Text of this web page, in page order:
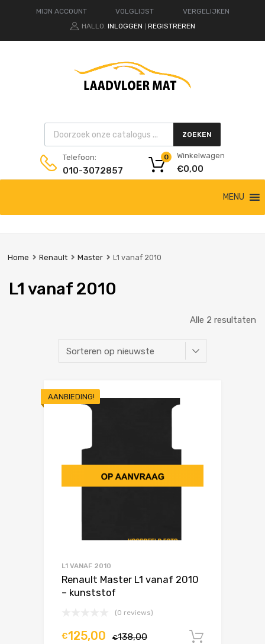
MIJN ACCOUNT VOLGLIJST
VERGELIJKEN
HALLO. INLOGGEN REGISTREREN
Products search ZOEKEN
Telefoon:
010-3072857
Winkelwagen
€0,00
0
de
MENU
Home Renault Master L1 vanaf 2010
L1 vanaf 2010
Alle 2 resultaten
AANBIEDING!
L1 VANAF 2010
Renault Master L1 vanaf 2010
– kunststof
(0 reviews)
€138,00
€125,00